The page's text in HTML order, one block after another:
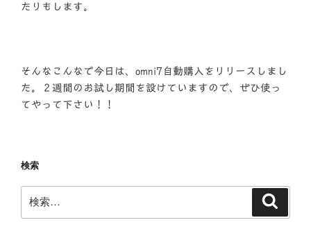
たりもします。
そんなこんなで今日は、omni7自動購入をリリースしまし
た。２週間のお試し期間を設けていますので、ぜひ使っ
てやって下さい！！
検索
索: